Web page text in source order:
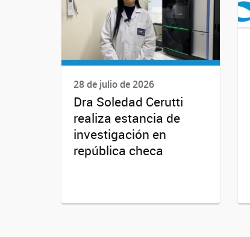
28 de julio de 2026
Dra Soledad Cerutti
realiza estancia de
investigación en
república checa